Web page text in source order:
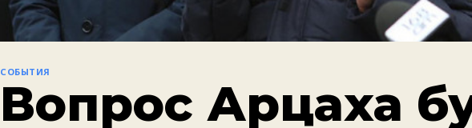
СОБЫТИЯ
Вопрос Арцаха